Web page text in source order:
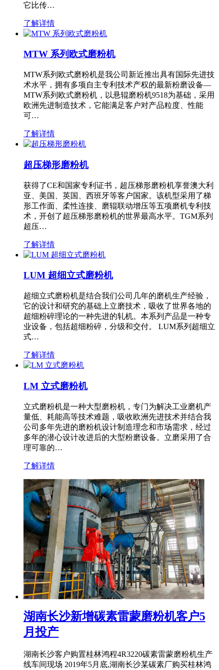
它比传…
了解详情
MTW 系列欧式磨粉机
MTW系列欧式磨粉机是我公司新近推出具有国际先进技
术水平，拥有多项自主专利技术产权的最新粉磨设备—
MTW系列欧式磨粉机，以悬辊磨粉机9518为基础，采用
欧洲先进制造技术，它能满足客户对产品粒度、性能
可…
了解详情
超压梯形磨粉机
获得了CE和国家专利证书，超压梯形磨粉机享誉澳大利
亚、美国、英国、西班牙等客户国家。该机型采用了梯
形工作面、柔性连接、磨辊联动增压等五项磨机专利技
术，开创了超压梯形磨粉机的世界最高水平。TGM系列
超压…
了解详情
LUM 超细立式磨粉机
超细立式磨粉机是结合我们公司几年的磨机生产经验，
它的设计和研究的基础上立磨技术，吸收了世界各地的
超细粉碎理论的一种先进的轧机。本系列产品是一种专
业设备，包括超细粉碎，分级和交付。 LUM系列超细立
式…
了解详情
LM 立式磨粉机
立式磨粉机是一种大型磨粉机，专门为解决工业磨机产
量低、耗能高等技术难题，吸收欧洲先进技术并结合我
公司多年先进的磨粉机设计制造理念和市场需求，经过
多年的潜心设计改进后的大型粉磨设备。立磨采用了合
理可靠的…
了解详情
湖南长沙新增碳素雷蒙磨粉机客户5
月投产
湖南长沙客户购置桂林鸿程4R3220碳素雷蒙磨粉机生产
线车间现场 2019年5月底,湖南长沙某碳素厂购买桂林鸿